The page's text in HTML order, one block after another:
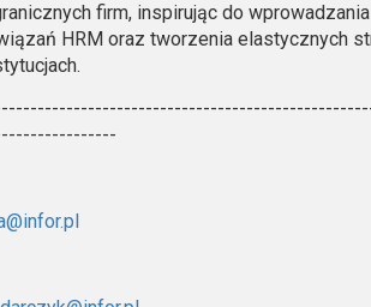
firm, inspirując do wprowadzania
HRM oraz tworzenia elastycznych